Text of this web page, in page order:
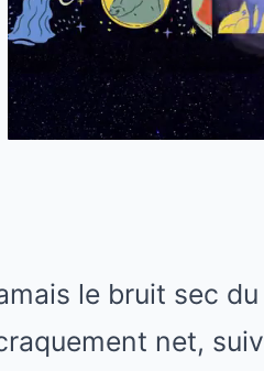
le bruit sec
net,